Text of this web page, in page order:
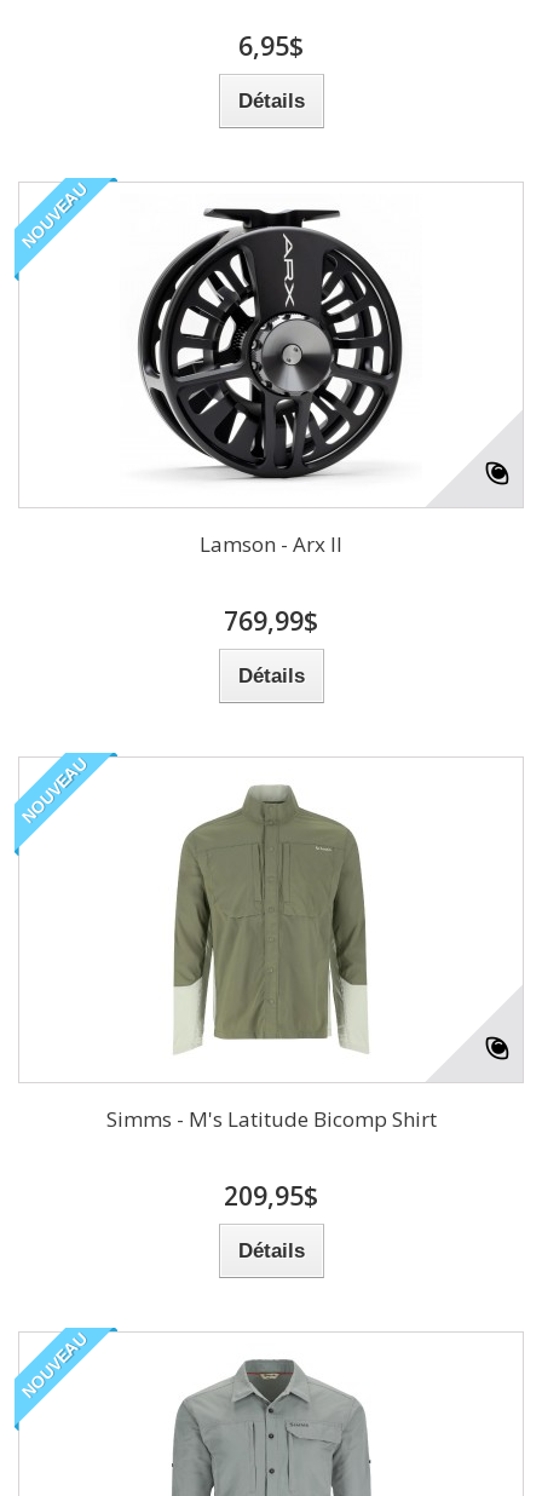
6,95$
Détails
NOUVEAU
Lamson - Arx II
769,99$
Détails
NOUVEAU
Simms - M's Latitude Bicomp Shirt
209,95$
Détails
NOUVEAU